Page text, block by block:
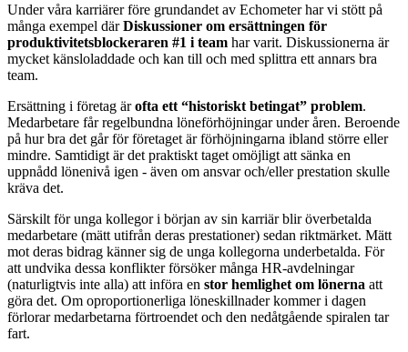
Under våra karriärer före grundandet av Echometer har vi stött på
många exempel därDiskussioner om ersättningen för
produktivitetsblockeraren #1 i team har varit. Diskussionerna är
mycket känsloladdade och kan till och med splittra ett annars bra
team.
Ersättning i företag ärofta ett “historiskt betingat” problem.
Medarbetare får regelbundna löneförhöjningar under åren. Beroende
på hur bra det går för företaget är förhöjningarna ibland större eller
mindre. Samtidigt är det praktiskt taget omöjligt att sänka en
uppnådd lönenivå igen - även om ansvar och/eller prestation skulle
kräva det.
Särskilt för unga kollegor i början av sin karriär blir överbetalda
medarbetare (mätt utifrån deras prestationer) sedan riktmärket. Mätt
mot deras bidrag känner sig de unga kollegorna underbetalda. För
att undvika dessa konflikter försöker många HR-avdelningar
(naturligtvis inte alla) att införa en stor hemlighet om lönerna att
göra det. Om oproportionerliga löneskillnader kommer i dagen
förlorar medarbetarna förtroendet och den nedåtgående spiralen tar
fart.